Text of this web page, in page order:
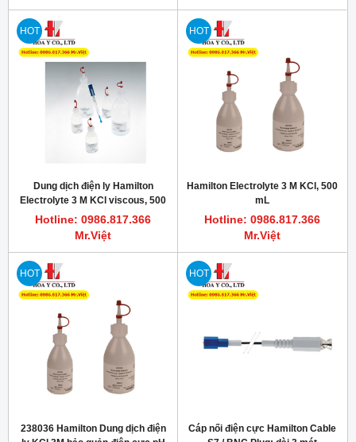
HOT
Dung dịch điện ly Hamilton
Electrolyte 3 M KCl viscous, 500
mL
Hotline: 0986.817.366
Mr.Việt
HOT
Hamilton Electrolyte 3 M KCl, 500
mL
Hotline: 0986.817.366
Mr.Việt
HOT
238036 Hamilton Dung dịch điện
HOT
Cáp nối điện cực Hamilton Cable